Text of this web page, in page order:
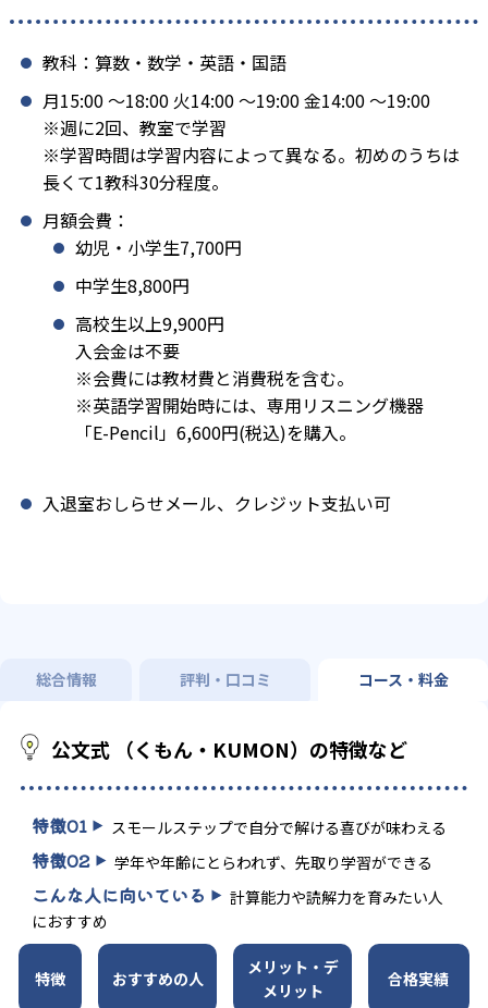
教科：算数・数学・英語・国語
月15:00 〜18:00 火14:00 〜19:00 金14:00 〜19:00
※週に2回、教室で学習
※学習時間は学習内容によって異なる。初めのうちは
長くて1教科30分程度。
月額会費：
幼児・小学生7,700円
中学生8,800円
高校生以上9,900円
入会金は不要
※会費には教材費と消費税を含む。
※英語学習開始時には、専用リスニング機器
「E-Pencil」6,600円(税込)を購入。
入退室おしらせメール、クレジット支払い可
総合情報 評判・口コミ コース・料金
公文式 （くもん・KUMON）の特徴など
特徴01 スモールステップで自分で解ける喜びが味わえる
特徴02 学年や年齢にとらわれず、先取り学習ができる
こんな人に向いている
計算能力や読解力を育みたい人
におすすめ
特徴 おすすめの人
メリット・デ
メリット
合格実績